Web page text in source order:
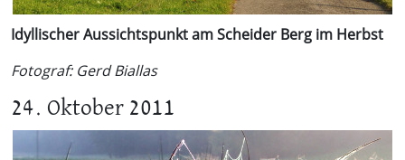
Idyllischer Aussichtspunkt am Scheider Berg im Herbst
Fotograf: Gerd Biallas
24. Oktober 2011